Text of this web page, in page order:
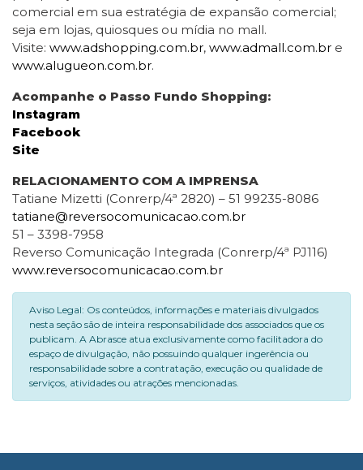
comercial em sua estratégia de expansão comercial;
seja em lojas, quiosques ou mídia no mall.
Visite: www.adshopping.com.br, www.admall.com.br e
www.alugueon.com.br.
Acompanhe o Passo Fundo Shopping:
Instagram
Facebook
Site
RELACIONAMENTO COM A IMPRENSA
Tatiane Mizetti (Conrerp/4ª 2820) – 51 99235-8086
tatiane@reversocomunicacao.com.br
51 – 3398-7958
Reverso Comunicação Integrada (Conrerp/4ª PJ116)
www.reversocomunicacao.com.br
Aviso Legal: Os conteúdos, informações e materiais divulgados
nesta seção são de inteira responsabilidade dos associados que os
publicam. A Abrasce atua exclusivamente como facilitadora do
espaço de divulgação, não possuindo qualquer ingerência ou
responsabilidade sobre a contratação, execução ou qualidade de
serviços, atividades ou atrações mencionadas.